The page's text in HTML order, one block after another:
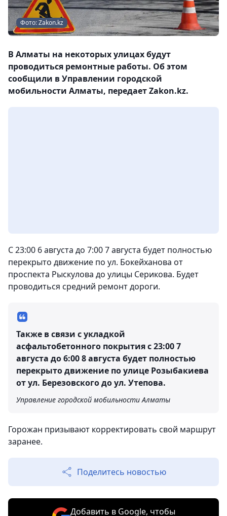
Фото: Zakon.kz
В Алматы на некоторых улицах будут
проводиться ремонтные работы. Об этом
сообщили в Управлении городской
мобильности Алматы, передает Zakon.kz.
С 23:00 6 августа до 7:00 7 августа будет полностью
перекрыто движение по ул. Бокейханова от
проспекта Рыскулова до улицы Серикова. Будет
проводиться средний ремонт дороги.
Также в связи с укладкой
асфальтобетонного покрытия с 23:00 7
августа до 6:00 8 августа будет полностью
перекрыто движение по улице Розыбакиева
от ул. Березовского до ул. Утепова.
Управление городской мобильности Алматы
Горожан призывают корректировать свой маршрут
заранее.
Поделитесь новостью
Добавить в Google, чтобы